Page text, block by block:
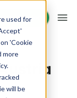
used for
'Cookie
more
.
will be
anfragen
anfragen
Events